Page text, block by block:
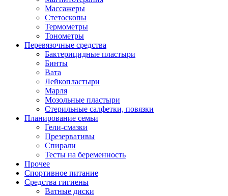
Массажеры
Стетоскопы
Термометры
Тонометры
Перевязочные средства
Бактерицидные пластыри
Бинты
Вата
Лейкопластыри
Марля
Мозольные пластыри
Стерильные салфетки, повязки
Планирование семьи
Гели-смазки
Презервативы
Спирали
Тесты на беременность
Прочее
Спортивное питание
Средства гигиены
Ватные диски